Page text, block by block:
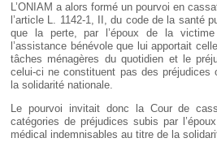
L’ONIAM a alors formé un pourvoi en
l’article L. 1142-1, II, du code de la santé
que la perte, par l’époux de la
l’assistance bénévole que lui apportait
tâches ménagères du quotidien et le
celui-ci ne constituent pas des préjudices
la solidarité nationale.
Le pourvoi invitait donc la Cour de
catégories de préjudices subis par
médical indemnisables au titre de la